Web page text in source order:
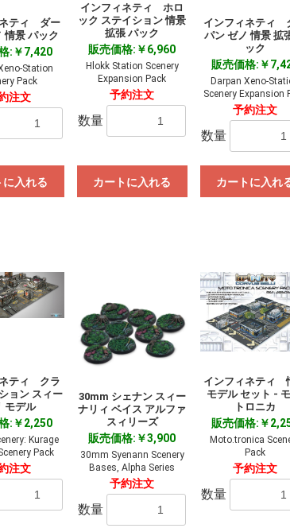
ティ ダー
情景 パック
:￥7,420
Station
Pack
注文
に入れる
インフィネティ ホロ
ック ステイション 情景
拡張 パック
販売価格:￥6,960
Hlokk Station Scenery
Expansion Pack
予約注文
数量
カートに入れる
インフィネティ
パン ゼノ 情景 拡
ック
販売価格:￥
Darpan Xeno-
Scenery Expansion
予約注文
数量
カートに入れ
ティ クラ
ョン スィー
モデル
:￥2,250
Kurage
Pack
注文
30mm シェナン スィー
ナリィ ベイス アルファ
スィリーズ
販売価格:￥3,900
30mm Syenann Scenery
Bases, Alpha Series
予約注文
数量
インフィネティ
モデル セット -
トロニカ
販売価格:￥
Moto.tronica
Pack
予約注文
数量